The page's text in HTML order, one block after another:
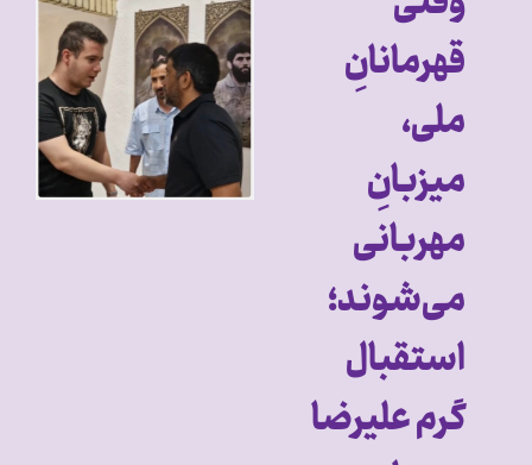
قهرمانانِ
ملی،
میزبانِ
مهربانی
می‌شوند؛
استقبال
گرم علیرضا